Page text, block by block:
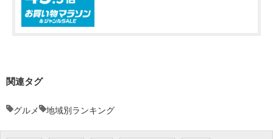
関連タグ
グルメ 地域別ランキング